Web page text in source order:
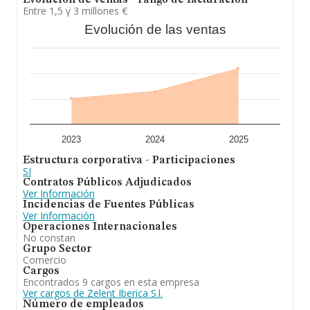
son 3.
En definitiva, la actividad deZelent Iberica S.L
electrodomésticos gama blanca y aparatos electrónico.
escalado posiciones.
Entre 1,5 y 3 millones €
Evolución de las ventas
2023 2024 2025
Estructura corporativa - Participaciones
SI
Contratos Públicos Adjudicados
Ver Información
Incidencias de Fuentes Públicas
Ver Información
Operaciones Internacionales
No constan
Grupo Sector
Comercio
Cargos
Encontrados 9 cargos en esta empresa
Ver cargos de Zelent Iberica S.l.
Número de empleados